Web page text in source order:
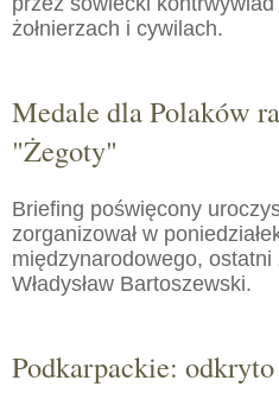
żołnierzach i cywilach.
Medale dla Polaków
"Żegoty"
Briefing poświęcony
zorganizował w
międzynarodowego,
Władysław Bartoszewski.
Podkarpackie: